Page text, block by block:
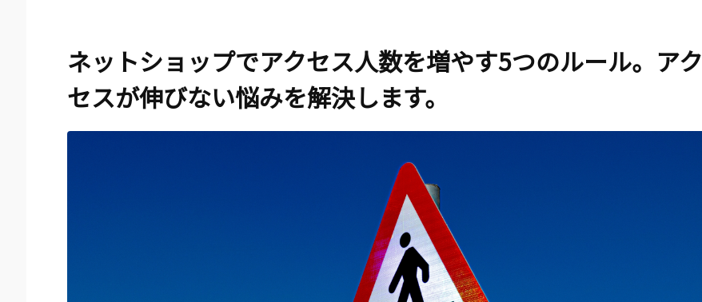
ネットショップでアクセス人数を増やす5つのルール。アク
セスが伸びない悩みを解決します。